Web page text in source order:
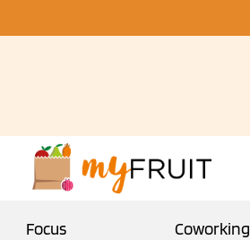
Focus Coworking